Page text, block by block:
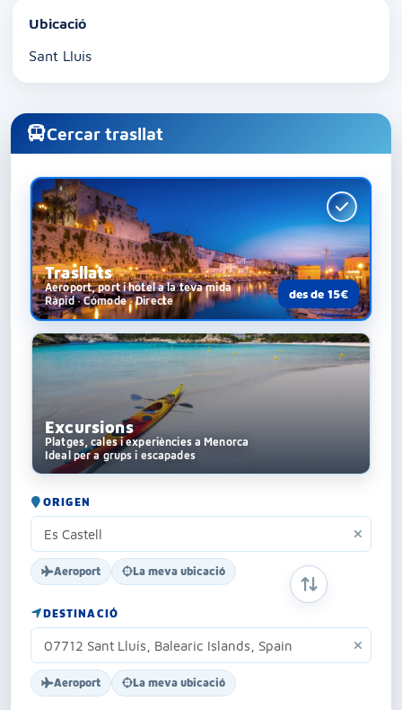
Ubicació
Sant Lluis
Cercar trasllat
Trasllats
Aeroport, port i hotel a la teva mida
Ràpid · Còmode · Directe
des de 15€
Excursions
Platges, cales i experiències a Menorca
Ideal per a grups i escapades
ORIGEN
Aeroport La meva ubicació
DESTINACIÓ
Aeroport La meva ubicació